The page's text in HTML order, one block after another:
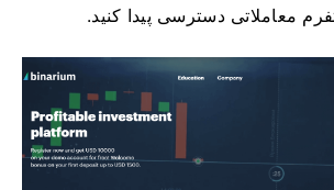
معاملاتی دسترسی پیدا کنید.